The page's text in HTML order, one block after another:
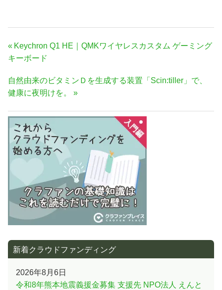
投
稿
ビ
ゲ
ー
シ
ョ
ン
前
の
事:
Keychron Q1 HE｜QMKワイヤレスカスタム ゲーミング
キーボード
次
の
事:
自然由来のビタミンＤを生成する装置「Scin:tiller」で、
健康に夜明けを。
新着クラウドファンディング
2026年8月6日
令和8年熊本地震義援金募集 支援先 NPO法人 えんと